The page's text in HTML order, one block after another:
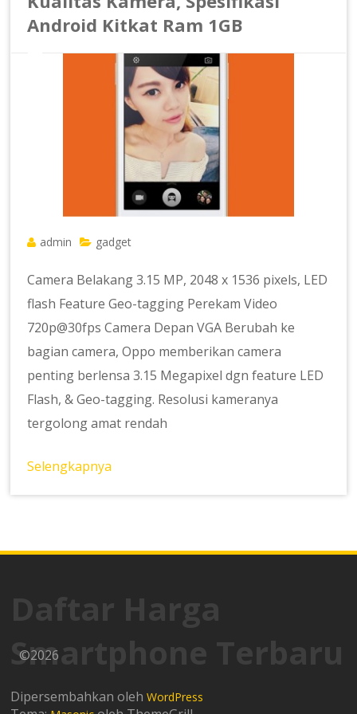
Android Kitkat Ram 1GB
admin gadget
Camera Belakang 3.15 MP, 2048 x 1536 pixels, LED
flash Feature Geo-tagging Perekam Video
720p@30fps Camera Depan VGA Berubah ke
bagian camera, Oppo memberikan camera
penting berlensa 3.15 Megapixel dgn feature LED
Flash, & Geo-tagging. Resolusi kameranya
tergolong amat rendah
Selengkapnya
Daftar Harga
Smartphone Terbaru
©2026
Dipersembahkan olehWordPress